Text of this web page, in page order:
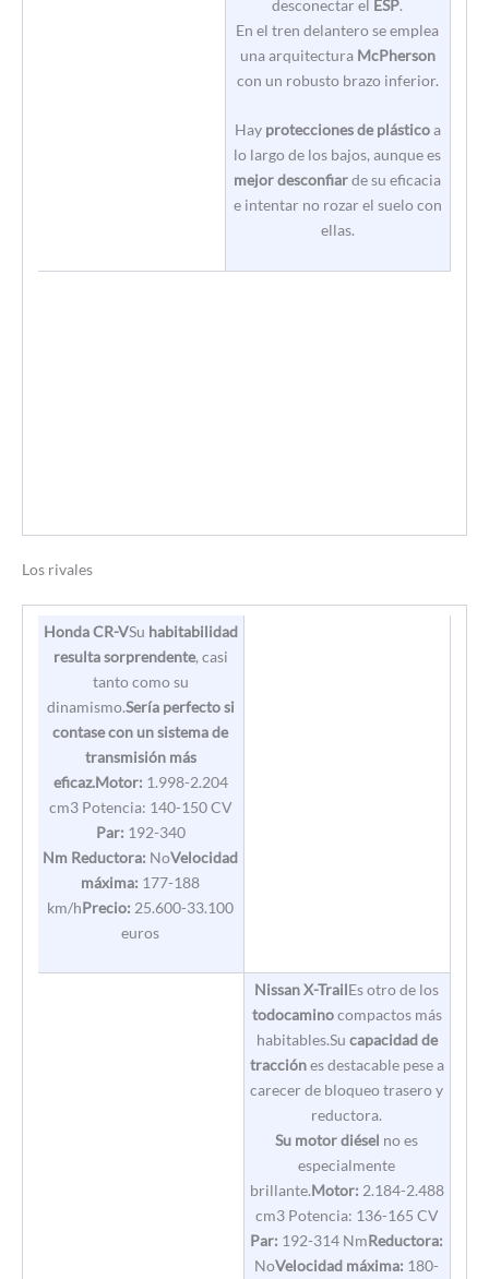
desconectar el ESP.
En el tren delantero se emplea
una arquitectura McPherson
con un robusto brazo inferior.
Hay protecciones de plásticoa
lo largo de los bajos, aunque es
mejor desconfiarde su eficacia
e intentar no rozar el suelo con
ellas.
Los rivales
Honda CR-VSu habitabilidad
resulta sorprendente, casi
tanto como su
dinamismo.Sería perfecto si
contase con un sistema de
transmisión más
eficaz.Motor: 1.998-2.204
cm3 Potencia: 140-150 CV
Par: 192-340
Nm Reductora: NoVelocidad
máxima: 177-188
km/hPrecio: 25.600-33.100
euros
Nissan X-TrailEs otro de los
todocaminocompactos más
habitables.Su capacidad de
tracciónes destacable pese a
carecer de bloqueo trasero y
reductora.
Su motor diésel no es
especialmente
brillante.Motor: 2.184-2.488
cm3 Potencia: 136-165 CV
Par: 192-314 NmReductora:
NoVelocidad máxima: 180-